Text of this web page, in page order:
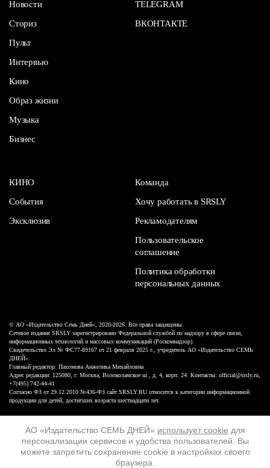
АО «Издательство СЕМЬ ДНЕЙ» использует cookie для
персонализации сервисов и удобства пользователей. Вы
можете запретить сохранение cookie в настройках своего
браузера.
Новости
Сториз
Пульт
Интервью
Кино
Образ жизни
Музыка
Бизнес
TELEGRAM
ВКОНТАКТЕ
КИНО
События
Эксклюзив
Команда
Хочу работать в SRSLY
Рекламодателям
Пользовательское
соглашение
Политика обработки
персональных данных
16+
© АО «Издательство Семь Дней», 2020-2026. Все права защищены.
Сетевое издание SRSLY зарегистрировано Федеральной службой по надзору в сфере связи,
информационных технологий и массовых коммуникаций (Роскомнадзор).
Свидетельство Эл № ФС77-89167 от 21 февраля 2025 г., учредитель АО «Издательство СЕМЬ
ДНЕЙ».
Главный редактор: Пахомова Анжелика Михайловна
Адрес редакции: 125080, г. Москва, Волоколамское ш., д. 4, корп. 24. Контакты: official@srsly.ru,
+7(495) 742-44-41
Согласно ФЗ от 29.12.2010 №436-ФЗ сайт SRSLY.RU относится к категории информационной
продукции для детей, достигших возраста шестнадцати лет.